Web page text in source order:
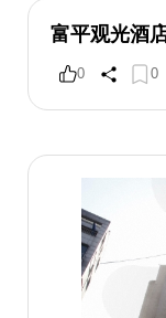
富平观光酒
0 0